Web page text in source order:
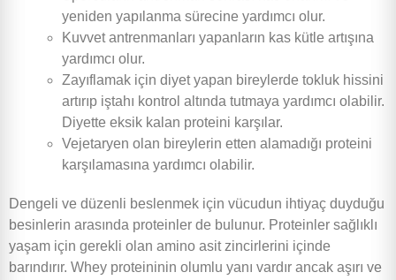
yeniden yapılanma sürecine yardımcı olur.
Kuvvet antrenmanları yapanların kas kütle artışına
yardımcı olur.
Zayıflamak için diyet yapan bireylerde tokluk hissini
artırıp iştahı kontrol altında tutmaya yardımcı olabilir.
Diyette eksik kalan proteini karşılar.
Vejetaryen olan bireylerin etten alamadığı proteini
karşılamasına yardımcı olabilir.
Dengeli ve düzenli beslenmek için vücudun ihtiyaç duyduğu
besinlerin arasında proteinler de bulunur. Proteinler sağlıklı
yaşam için gerekli olan amino asit zincirlerini içinde
barındırır. Whey proteininin olumlu yanı vardır ancak aşırı ve